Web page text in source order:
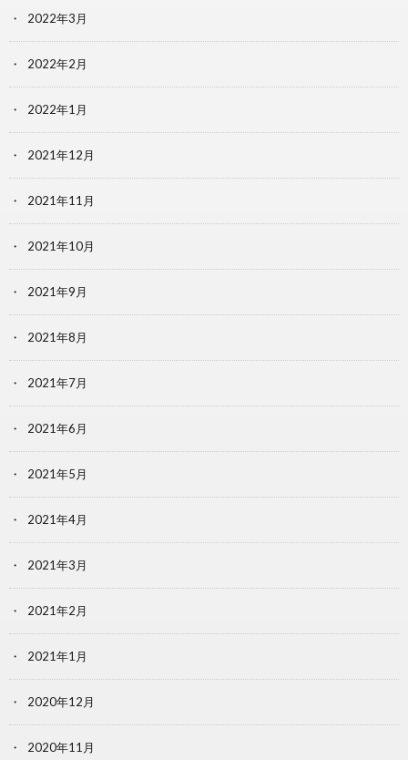
2022年3月
2022年2月
2022年1月
2021年12月
2021年11月
2021年10月
2021年9月
2021年8月
2021年7月
2021年6月
2021年5月
2021年4月
2021年3月
2021年2月
2021年1月
2020年12月
2020年11月